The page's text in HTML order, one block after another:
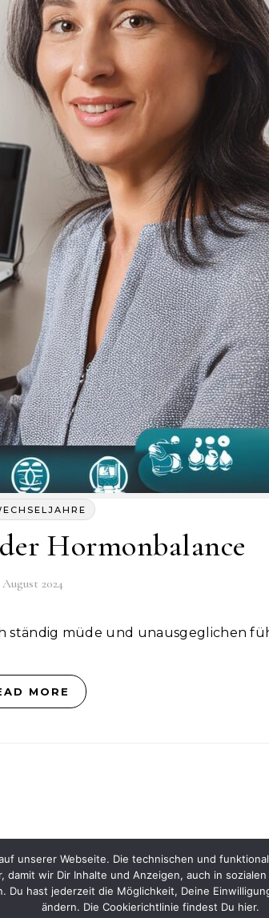
Hormonbalance
August 2024
ständig müde und unausgeglichen
MORE
unserer Webseite. Die technischen und
wir Dir Inhalte und Anzeigen, auch in
hast jederzeit die Möglichkeit, Deine
ändern. Die Cookierichtlinie findest Du hier.